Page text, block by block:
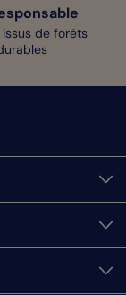
issus de forêts